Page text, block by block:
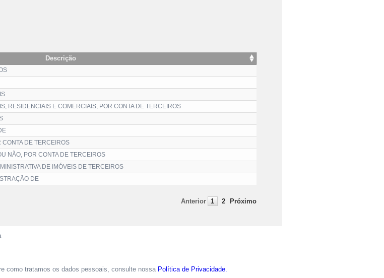
Descrição
RESIDENCIAIS E COMERCIAIS, POR CONTA DE TERCEIROS
DE TERCEIROS
NÃO, POR CONTA DE TERCEIROS
DE IMÓVEIS DE TERCEIROS
DE
Anterior 1 2 Próximo
como tratamos os dados pessoais, consulte nossa Política de Privacidade.